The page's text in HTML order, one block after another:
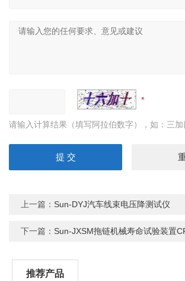
请输入计算结果（填写阿拉伯数字），如：三加
上一篇： Sun-DYJ汽车线束电压降测试仪
下一篇： Sun-JXSM拖链机械寿命试验装置
推荐产品